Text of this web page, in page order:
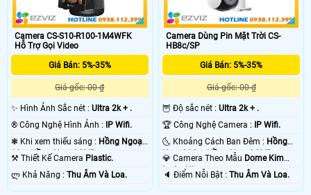
5.0 MP – Trong nhà, chất lượng cao, giá rẻ, phổ biến cho hộ gia đình
⭐ Camera Gọi Điện CS-TY1-R105-1L3WF EZVIZ (3MP)
CS-TY1-R105-1L3WF
Ultra 2K Lite 3.0 MP – Độ phân giải phù hợp cho trong nhà, văn phòng
nhỏ
THÔNG
TIN VỀ
ĐIỂM VÀ
NHƯỢC
TOP
NHỮNG
CAMERA
VẤN
CHỌN
CAMERA
WIFI
Camera CS-S10-R100-1M4WFK
Hỗ Trợ Gọi Video
Giá Bán: 5%-35%
Giá gốc: 00 ₫
✨ Hình Ảnh Sắc nét : Ultra 2k + .
®️ Công Nghệ Hình Ảnh :
IP Wifi.
❃ Khi xem thiếu sáng : Hồng Ngoại
10m Hồng Ngoại SMD.
⚒ Thiết Kế Camera Plastic.
️ლ Khả Năng : Thu Âm Và Loa.
Camera Dùng Pin Mặt Trời CS-
HB8c/SP
Giá Bán: 5%-35%
Giá gốc: 00 ₫
🦉 Độ sắc nét :Ultra 2k + .
🏆 Công Nghệ Camera :
IP Wifi.
🌜 Khoảng Cách Ban Đêm : Hồng
Ngoại 30m Hồng Ngoại SMD.
💎 Camera Theo Mẫu Dome Kim
loại + Nhựa.
️🔈 Điểm Nỗi Bật :Thu Âm Và Loa.